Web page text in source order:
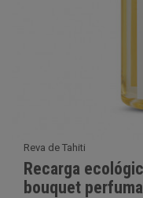
Reva de Tahiti
Recarga
bouquet